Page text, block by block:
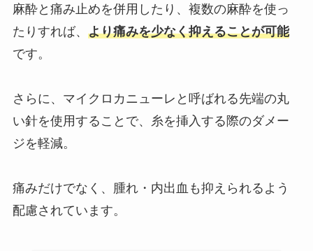
麻酔と痛み止めを併用したり、複数の麻酔を使っ
たりすれば、 より痛みを少なく抑えることが可能
です。
さらに、マイクロカニューレと呼ばれる先端の丸
い針を使用することで、糸を挿入する際のダメー
ジを軽減。
痛みだけでなく、腫れ・内出血も抑えられるよう
配慮されています。